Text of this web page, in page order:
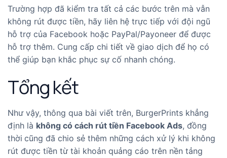
Trường hợp đã kiểm tra tất cả các bước trên mà vẫn
không rút được tiền, hãy liên hệ trực tiếp với đội ngũ
hỗ trợ của Facebook hoặc PayPal/Payoneer để được
hỗ trợ thêm. Cung cấp chi tiết về giao dịch để họ có
thể giúp bạn khắc phục sự cố nhanh chóng.
Tổng kết
Như vậy, thông qua bài viết trên, BurgerPrints khẳng
định là không có cách rút tiền Facebook Ads, đồng
thời cũng đã chio sẻ thêm những cách xử lý khi không
rút được tiền từ tài khoản quảng cáo trên nền tảng